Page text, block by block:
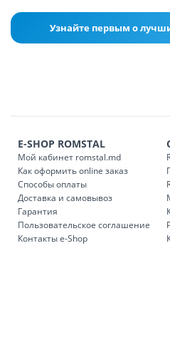
Узнайте первым о
E-SHOP ROMSTAL
Мой кабинет romstal.md
Как оформить online заказ
Способы оплаты
Доставка и самовывоз
Гарантия
Пользовательское соглашение
Контакты e-Shop